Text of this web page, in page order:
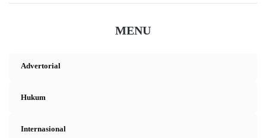
MENU
Advertorial
Hukum
Internasional